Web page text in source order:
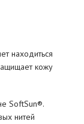
находиться
кожу
SoftSun®.
нитей